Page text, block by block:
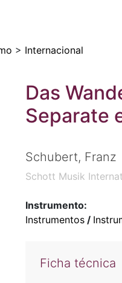
> Internacional
Das
Separate
Schubert, Franz
Schott Musik
Instrumento:
Instrumentos/
Ficha técnica